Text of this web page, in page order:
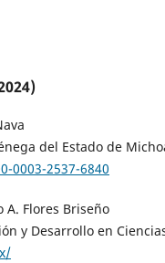
del Estado de
0003-2537-6840
A. Flores Briseño
y Desarrollo en